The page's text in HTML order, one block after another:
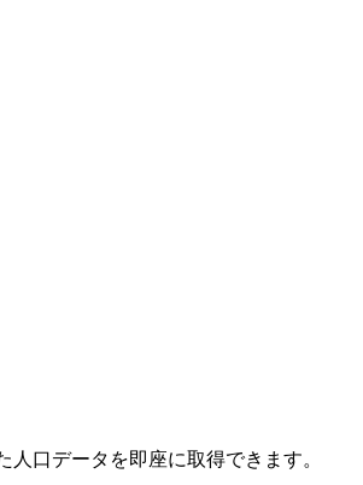
口データを即座に取得できます。